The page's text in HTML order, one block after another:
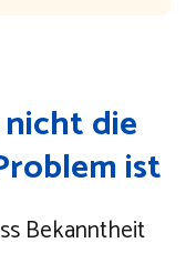
die
ist
Bekanntheit